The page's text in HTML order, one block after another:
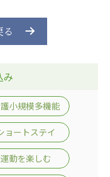
小規模多機能
ョートステイ
動を楽しむ